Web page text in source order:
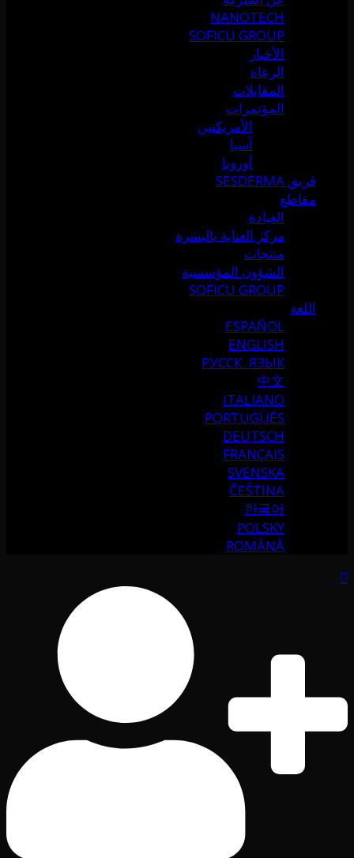
NANOTECH
SOFICU GROUP
الأخبار
الرعاة
المقابلات
المؤتمرات
الأمريكتين
آسيا
أوروبا
فريق SESDERMA
مقاطع
العيادة
مركز العناية بالبشرة
منتجات
الشؤون المؤسسية
SOFICU GROUP
اللغة
ESPAÑOL
ENGLISH
РУССК. ЯЗЫК
中文
ITALIANO
PORTUGUÉS
DEUTSCH
FRANÇAIS
SVENSKA
ČEŠTINA
한국어
POLSKY
ROMÂNĂ